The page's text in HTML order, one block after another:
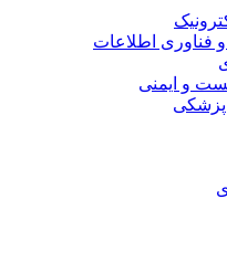
فناوری اطلاعات
و ایمنی
پزشکی